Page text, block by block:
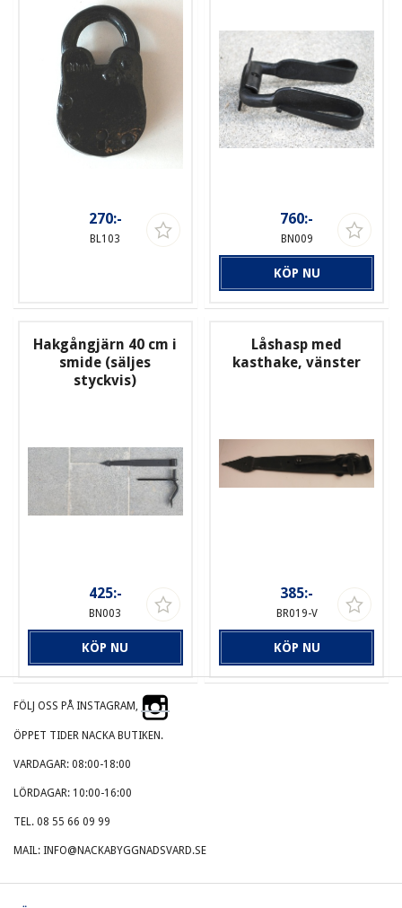
270:-
BL103
760:-
BN009
KÖP NU
Hakgångjärn 40 cm i
smide (säljes
styckvis)
425:-
BN003
KÖP NU
Låshasp med
kasthake, vänster
385:-
BR019-V
KÖP NU
FÖLJ OSS PÅ INSTAGRAM,
ÖPPET TIDER NACKA BUTIKEN.
VARDAGAR: 08:00-18:00
LÖRDAGAR: 10:00-16:00
TEL. 08 55 66 09 99
MAIL: INFO@NACKABYGGNADSVARD.SE